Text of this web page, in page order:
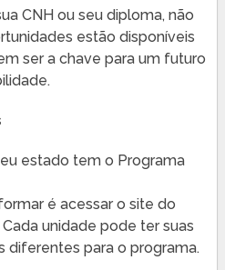
CNH ou seu diploma, não
estão disponíveis
ser a chave para um futuro
estado tem o Programa
é acessar o site do
unidade pode ter suas
diferentes para o programa.